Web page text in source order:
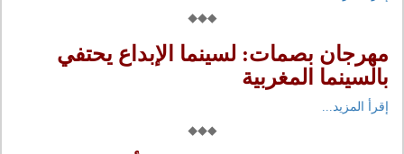
مهرجان بصمات: لسينما الإبداع يحتفي
بالسينما المغربية
إقرأ المزيد...